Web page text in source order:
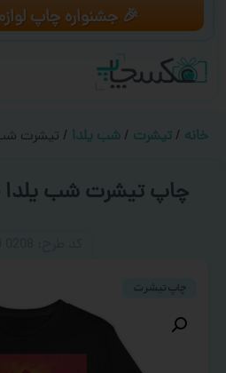
🎉 جشنواره چاپ
خانه / تیشرت / شب یلدا / تیشرت شب
چاپ تیشرت شب یلدا طرح